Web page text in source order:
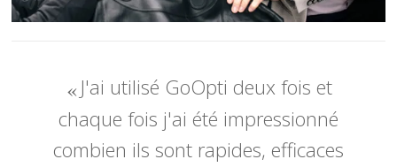
J'ai utilisé GoOpti deux fois et
chaque fois j'ai été impressionné
combien ils sont rapides, efficaces